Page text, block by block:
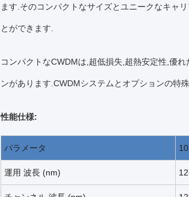
ます.そのコンパクトなサイズとユニークなキャ
とができます.
コンパクトなCWDMは,超低損失,超熱安定性,優
ンがあります.CWDMシステムとオプションの特
性能仕様:
パラメータ 10
運用 波長 (nm)